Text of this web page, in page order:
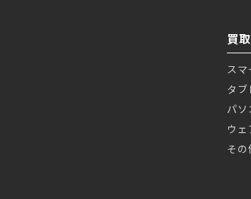
買
ス
タブ
パソ
ウ
その